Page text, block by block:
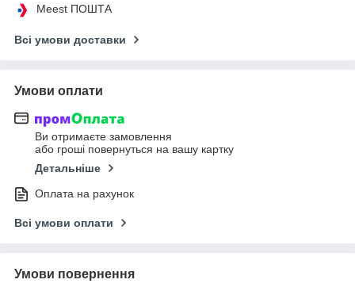
Meest ПОШТА
Всі умови доставки
Умови оплати
Ви отримаєте замовлення
або гроші повернуться на вашу картку
Детальніше
Оплата на рахунок
Всі умови оплати
Умови повернення